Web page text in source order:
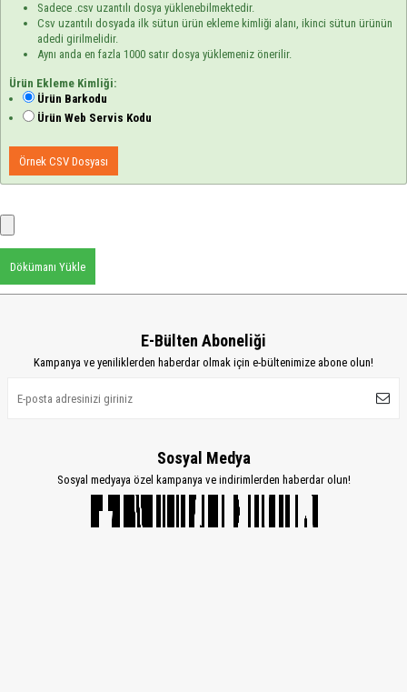
Sadece .csv uzantılı dosya yüklenebilmektedir.
Csv uzantılı dosyada ilk sütun ürün ekleme kimliği alanı, ikinci sütun ürünün
adedi girilmelidir.
Aynı anda en fazla 1000 satır dosya yüklemeniz önerilir.
Ürün Ekleme Kimliği:
Ürün Barkodu
Ürün Web Servis Kodu
Örnek CSV Dosyası
Dökümanı Yükle
E-Bülten Aboneliği
Kampanya ve yeniliklerden haberdar olmak için e-bültenimize abone olun!
Sosyal Medya
Sosyal medyaya özel kampanya ve indirimlerden haberdar olun!